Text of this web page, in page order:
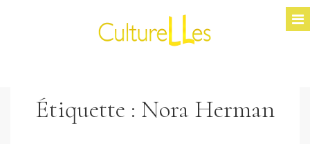
Étiquette : Nora Herman